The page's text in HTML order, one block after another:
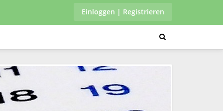
Einloggen | Registrieren